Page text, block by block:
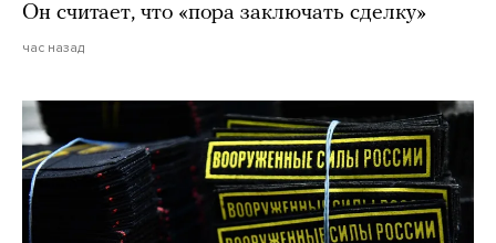
Он считает, что «пора заключать сделку»
час назад